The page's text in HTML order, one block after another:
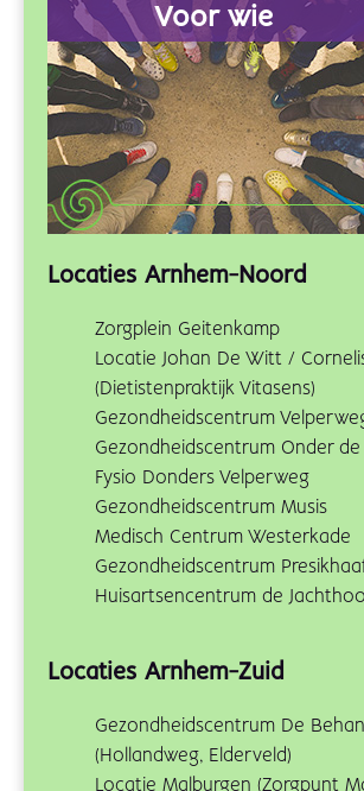
Voor wie
Locaties Arnhem-Noord
Zorgplein Geitenkamp
Locatie Johan De Witt /
(Dietistenpraktijk Vitasens)
Gezondheidscentrum
Gezondheidscentrum Onder de
Fysio Donders Velperweg
Gezondheidscentrum Musis
Medisch Centrum Westerkade
Gezondheidscentrum
Huisartsencentrum de
Locaties Arnhem-Zuid
Gezondheidscentrum De
(Hollandweg, Elderveld)
Locatie Malburgen (Zorgpunt